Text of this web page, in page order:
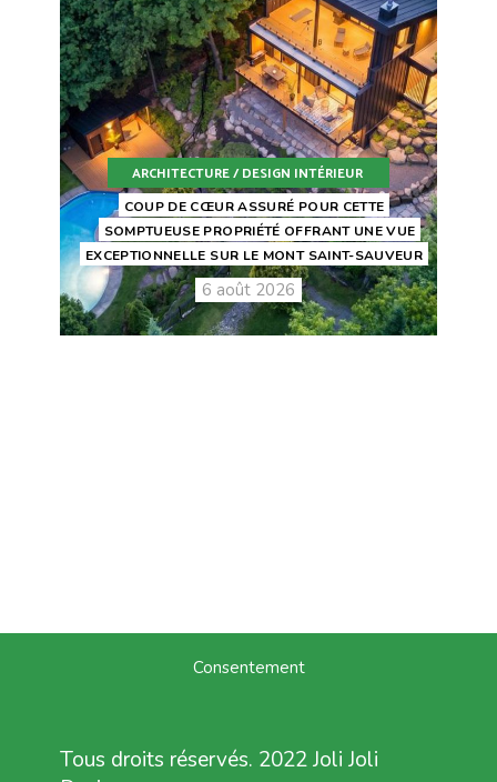
ARCHITECTURE / DESIGN INTÉRIEUR
COUP DE CŒUR ASSURÉ POUR CETTE
SOMPTUEUSE PROPRIÉTÉ OFFRANT UNE VUE
EXCEPTIONNELLE SUR LE MONT SAINT-SAUVEUR
6 août 2026
Consentement
Tous droits réservés. 2022 Joli Joli